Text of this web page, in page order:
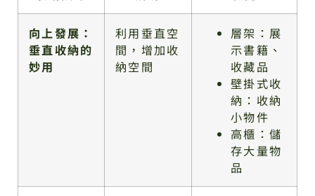
向上發展：
垂直收納的
妙用
利用垂直空
間，增加收
納空間
層架：展
示書籍、
收藏品
壁掛式收
納：收納
小物件
高櫃：儲
存大量物
品